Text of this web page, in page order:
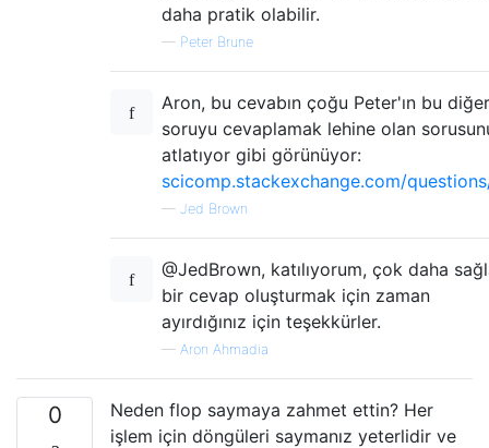
daha pratik olabilir.
— Peter Brune
Aron, bu cevabın çoğu Peter'ın bu diğer
soruyu cevaplamak lehine olan
atlatıyor gibi görünüyor:
scicomp.stackexchange.com/
— Jed Brown
@JedBrown, katılıyorum, çok daha
bir cevap oluşturmak için zaman
ayırdığınız için teşekkürler.
— Aron Ahmadia
0
Neden flop saymaya zahmet ettin? Her
işlem için döngüleri saymanız yeterlidir ve